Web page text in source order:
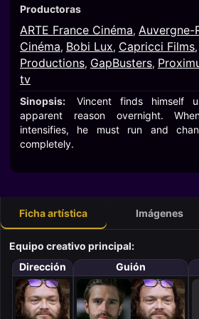
Productoras
ARTE France Cinéma, Auvergne-
Cinéma, Bobi Lux, Capricci Films,
Productions, GapBusters,
tv
Sinopsis:
Vincent finds himself
apparent reason overnight.
intensifies, he must run and
completely.
Ficha artística Imágenes
Equipo creativo principal:
Dirección
Guión